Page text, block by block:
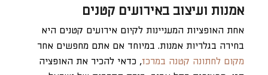
אמנות ועיצוב באירועים קטנים
אחת האופציות המעניינות לקיום אירועים קטנים היא
בחירה בגלריות אמנות. במיוחד אם אתם מחפשים אחר
מקום לחתונה קטנה במרכז, כדאי להכיר את האופציה